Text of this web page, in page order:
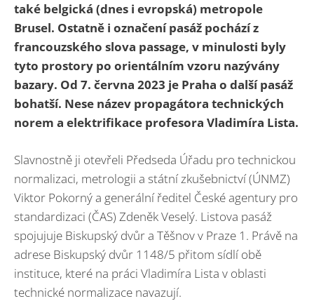
také belgická (dnes i evropská) metropole
Brusel. Ostatně i označení pasáž pochází z
francouzského slova passage, v minulosti byly
tyto prostory po orientálním vzoru nazývány
bazary. Od 7. června 2023 je Praha o další pasáž
bohatší. Nese název propagátora technických
norem a elektrifikace profesora Vladimíra Lista.
Slavnostně ji otevřeli Předseda Úřadu pro technickou
normalizaci, metrologii a státní zkušebnictví (ÚNMZ)
Viktor Pokorný a generální ředitel České agentury pro
standardizaci (ČAS) Zdeněk Veselý. Listova pasáž
spojujuje Biskupský dvůr a Těšnov v Praze 1. Právě na
adrese Biskupský dvůr 1148/5 přitom sídlí obě
instituce, které na práci Vladimíra Lista v oblasti
technické normalizace navazují.